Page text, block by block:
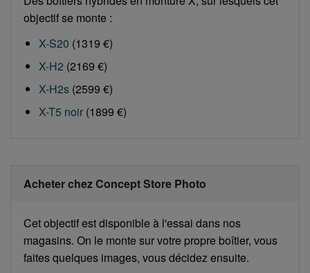
objectif se monte :
X-S20 (1319 €)
X-H2 (2169 €)
X-H2s (2599 €)
X-T5 noir (1899 €)
Acheter chez Concept Store Photo
Cet objectif est disponible à l'essai dans nos
magasins. On le monte sur votre propre boîtier, vous
faites quelques images, vous décidez ensuite.